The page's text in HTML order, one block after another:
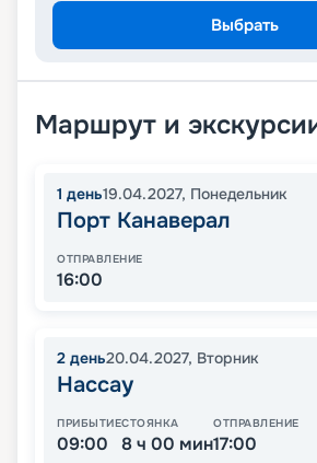
Выбрать
Маршрут и
1 день19.04.2027, Понедельник
Порт Канаверал
ОТПРАВЛЕНИЕ
16:00
2 день20.04.2027, Вторник
Нассау
ПРИБЫТИЕ
09:00
СТОЯНКА
8 ч 00 мин
ОТПРАВЛЕНИЕ
17:00